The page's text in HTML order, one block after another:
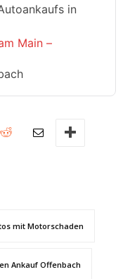
in
Main –
mit Motorschaden
Ankauf Offenbach